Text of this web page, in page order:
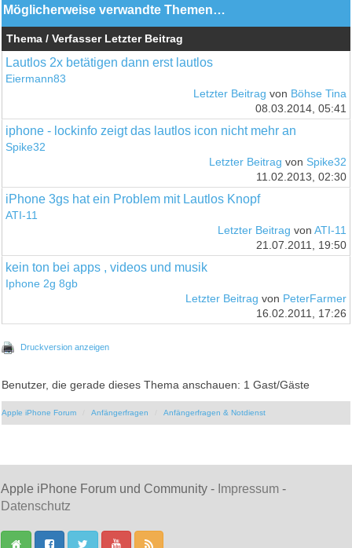
Möglicherweise verwandte Themen…
Thema / Verfasser Letzter Beitrag
Lautlos 2x betätigen dann erst lautlos
Eiermann83
Letzter Beitrag von Böhse Tina
08.03.2014, 05:41
iphone - lockinfo zeigt das lautlos icon nicht mehr an
Spike32
Letzter Beitrag von Spike32
11.02.2013, 02:30
iPhone 3gs hat ein Problem mit Lautlos Knopf
ATI-11
Letzter Beitrag von ATI-11
21.07.2011, 19:50
kein ton bei apps , videos und musik
Iphone 2g 8gb
Letzter Beitrag von PeterFarmer
16.02.2011, 17:26
Druckversion anzeigen
Benutzer, die gerade dieses Thema anschauen: 1 Gast/Gäste
Apple iPhone Forum Anfängerfragen Anfängerfragen & Notdienst
Apple iPhone Forum und Community - Impressum -
Datenschutz